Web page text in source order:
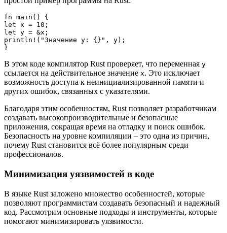
fn main() {
let x = 10;
let y = &x;
println!("Значение y: {}", y);
}
В этом коде компилятор Rust проверяет, что переменная y
ссылается на действительное значение x. Это исключает
возможность доступа к неинициализированной памяти и
других ошибок, связанных с указателями.
Благодаря этим особенностям, Rust позволяет разработчикам
создавать высокопроизводительные и безопасные
приложения, сокращая время на отладку и поиск ошибок.
Безопасность на уровне компиляции – это одна из причин,
почему Rust становится всё более популярным среди
профессионалов.
Минимизация уязвимостей в коде
В языке Rust заложено множество особенностей, которые
позволяют программистам создавать безопасный и надежный
код. Рассмотрим основные подходы и инструменты, которые
помогают минимизировать уязвимости.